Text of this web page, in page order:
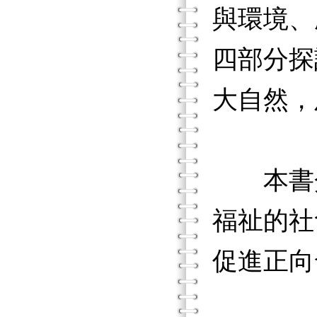
與環境
四部分
大自然
本書介
福祉的
促進正